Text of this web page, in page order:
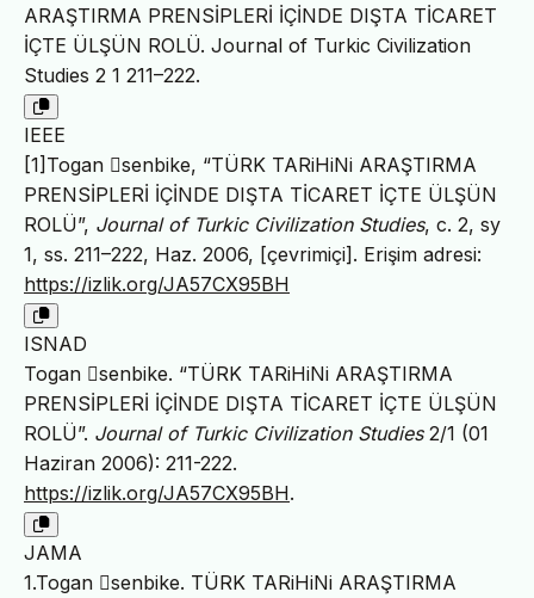
ARAŞTIRMA PRENSİPLERİ İÇİNDE DIŞTA TİCARET
İÇTE ÜLŞÜN ROLÜ. Journal of Turkic Civilization
Studies 2 1 211–222.
IEEE
[1]Togan 􏰀senbike, “TÜRK TARiHiNi ARAŞTIRMA
PRENSİPLERİ İÇİNDE DIŞTA TİCARET İÇTE ÜLŞÜN
ROLÜ”, Journal of Turkic Civilization Studies, c. 2, sy
1, ss. 211–222, Haz. 2006, [çevrimiçi]. Erişim adresi:
https://izlik.org/JA57CX95BH
ISNAD
Togan 􏰀senbike. “TÜRK TARiHiNi ARAŞTIRMA
PRENSİPLERİ İÇİNDE DIŞTA TİCARET İÇTE ÜLŞÜN
ROLÜ”. Journal of Turkic Civilization Studies2/1 (01
Haziran 2006): 211-222.
https://izlik.org/JA57CX95BH.
JAMA
1.Togan 􏰀senbike. TÜRK TARiHiNi ARAŞTIRMA